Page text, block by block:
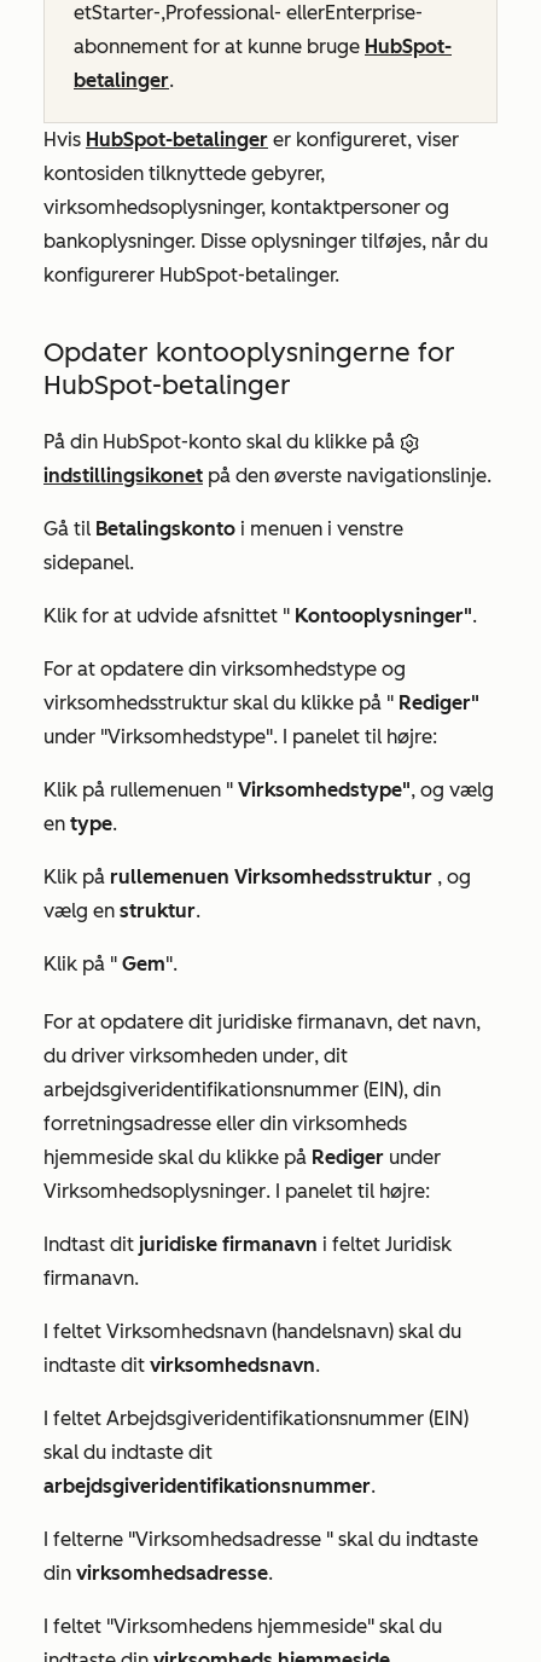
etStarter-,Professional- ellerEnterprise-
abonnement for at kunne bruge HubSpot-
betalinger.
Hvis HubSpot-betalinger er konfigureret, viser
kontosiden tilknyttede gebyrer,
virksomhedsoplysninger, kontaktpersoner og
bankoplysninger. Disse oplysninger tilføjes, når du
konfigurerer HubSpot-betalinger.
Opdater kontooplysningerne for
HubSpot-betalinger
På din HubSpot-konto skal du klikke på
indstillingsikonet på den øverste navigationslinje.
Gå til Betalingskonto i menuen i venstre
sidepanel.
Klik for at udvide afsnittet " Kontooplysninger".
For at opdatere din virksomhedstype og
virksomhedsstruktur skal du klikke på " Rediger"
under "Virksomhedstype". I panelet til højre:
Klik på rullemenuen " Virksomhedstype", og vælg
en type.
Klik på rullemenuen Virksomhedsstruktur , og
vælg en struktur.
Klik på " Gem".
For at opdatere dit juridiske firmanavn, det navn,
du driver virksomheden under, dit
arbejdsgiveridentifikationsnummer (EIN), din
forretningsadresse eller din virksomheds
hjemmeside skal du klikke på Rediger under
Virksomhedsoplysninger. I panelet til højre:
Indtast dit juridiske firmanavn i feltet Juridisk
firmanavn.
I feltet Virksomhedsnavn (handelsnavn) skal du
indtaste dit virksomhedsnavn.
I feltet Arbejdsgiveridentifikationsnummer (EIN)
skal du indtaste dit
arbejdsgiveridentifikationsnummer.
I felterne "Virksomhedsadresse " skal du indtaste
din virksomhedsadresse.
I feltet "Virksomhedens hjemmeside" skal du